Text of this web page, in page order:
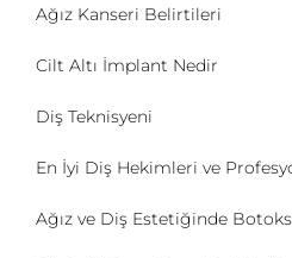
Ağız Kanseri Belirtileri
Cilt Altı İmplant Nedir
Diş Teknisyeni
En İyi Diş Hekimleri ve
Ağız ve Diş Estetiğinde